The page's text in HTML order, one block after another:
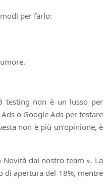
per farlo:
testing non è un lusso per
o Google Ads per testare
non è più un’opinione, è
Novità dal nostro team ». La
di apertura del 18%, mentre